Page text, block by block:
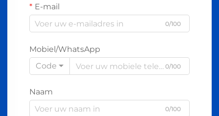
E-mail
0/100
Mobiel/WhatsApp
Code
0/100
Naam
0/100